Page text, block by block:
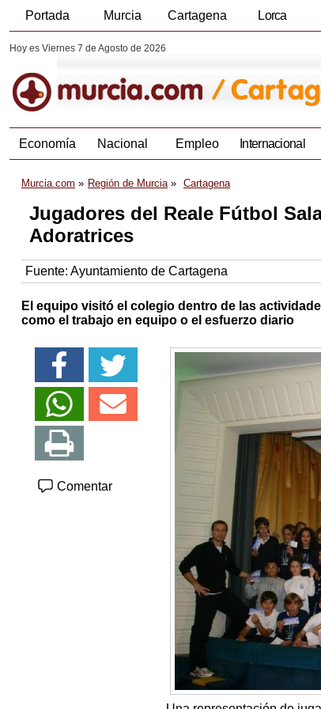
Portada Murcia Cartagena Lorca
Hoy es Viernes 7 de Agosto de 2026
Economía Nacional Empleo Internacional
Murcia.com Región de Murcia Cartagena
Jugadores del Reale Fútbol
Adoratrices
Fuente: Ayuntamiento de Cartagena
El equipo visitó el colegio dentro de las
como el trabajo en equipo o el esfuerzo diario
Comentar